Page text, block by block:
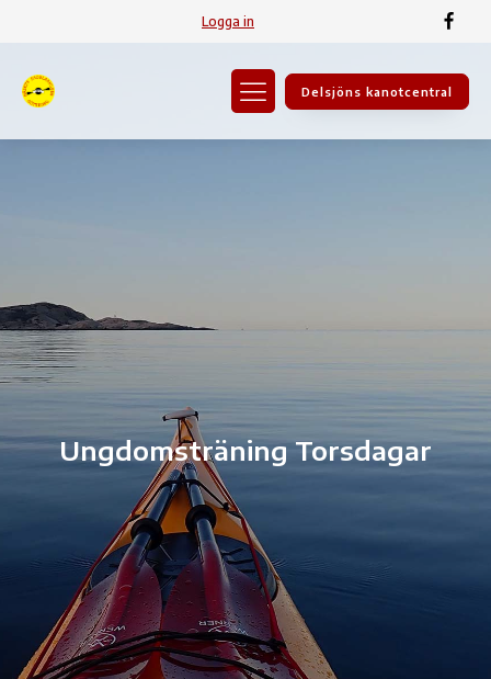
Logga in
Delsjöns kanotcentral
Ungdomsträning Torsdagar